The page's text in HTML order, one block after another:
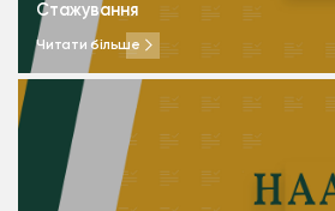
Стажування
Читати більше